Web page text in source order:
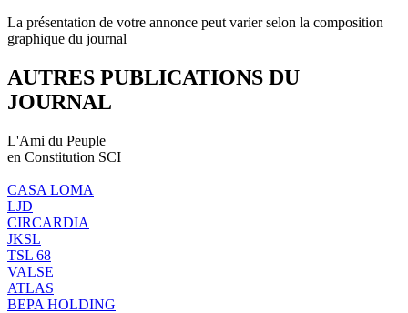
La présentation de votre annonce peut varier selon la composition
graphique du journal
AUTRES PUBLICATIONS DU
JOURNAL
L'Ami du Peuple
en Constitution SCI
CASA LOMA
LJD
CIRCARDIA
JKSL
TSL 68
VALSE
ATLAS
BEPA HOLDING